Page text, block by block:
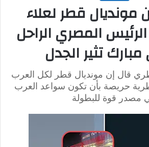
مونديال قطر لعلاء
المصري الراحل
تثير الجدل
قال إن مونديال قطر لكل العرب
حريصة بأن تكون سواعد العرب
مصدر قوة للبطولة